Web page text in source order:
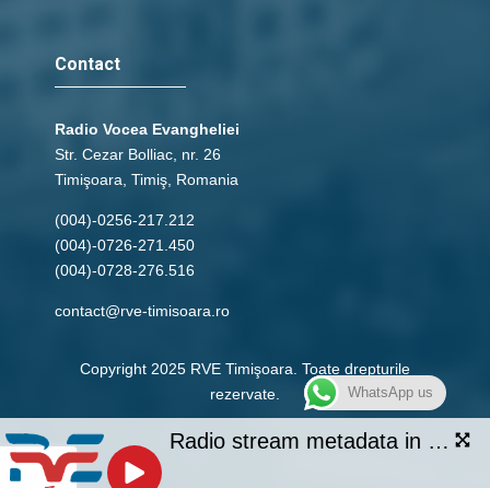
Contact
Radio Vocea Evangheliei
Str. Cezar Bolliac, nr. 26
Timişoara, Timiş, Romania
(004)-0256-217.212
(004)-0726-271.450
(004)-0728-276.516
contact@rve-timisoara.ro
Copyright 2025 RVE Timişoara. Toate drepturile
rezervate.
Radio stream metadata in not available.
WhatsApp us